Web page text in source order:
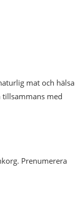
mat och hälsa
tillsammans med
Prenumerera